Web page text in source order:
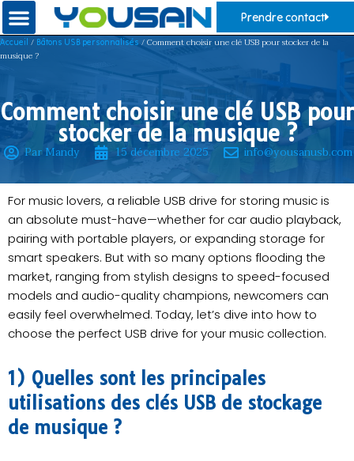
Prendre contact
Accueil / Bâtons USB personnalisés / Comment choisir une clé USB pour stocker de la
musique ?
Comment choisir une clé USB pour
stocker de la musique ?
Par Mandy 15 décembre 2025 info@yousanusb.com
For music lovers, a reliable USB drive for storing music is
an absolute must-have—whether for car audio playback,
pairing with portable players, or expanding storage for
smart speakers. But with so many options flooding the
market, ranging from stylish designs to speed-focused
models and audio-quality champions, newcomers can
easily feel overwhelmed. Today, let’s dive into how to
choose the perfect USB drive for your music collection.
1) Quelles sont les principales
utilisations des clés USB de stockage
de musique ?